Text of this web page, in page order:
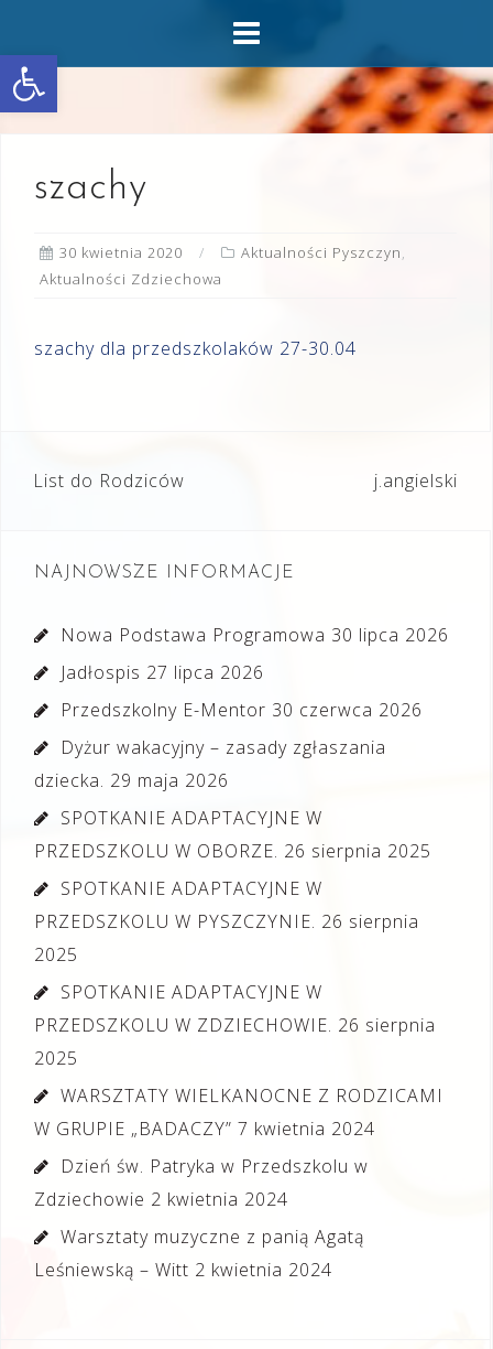
Otwórz pasek narzędzi
content
szachy
30 kwietnia 2020 Aktualności Pyszczyn,
Aktualności Zdziechowa
szachy dla przedszkolaków 27-30.04
Nawigacja
List do Rodziców j.angielski
NAJNOWSZE INFORMACJE
Nowa Podstawa Programowa 30 lipca 2026
Jadłospis 27 lipca 2026
Przedszkolny E-Mentor 30 czerwca 2026
Dyżur wakacyjny – zasady zgłaszania
dziecka. 29 maja 2026
SPOTKANIE ADAPTACYJNE W
PRZEDSZKOLU W OBORZE. 26 sierpnia 2025
SPOTKANIE ADAPTACYJNE W
PRZEDSZKOLU W PYSZCZYNIE. 26 sierpnia
2025
SPOTKANIE ADAPTACYJNE W
PRZEDSZKOLU W ZDZIECHOWIE. 26 sierpnia
2025
WARSZTATY WIELKANOCNE Z RODZICAMI
W GRUPIE „BADACZY” 7 kwietnia 2024
Dzień św. Patryka w Przedszkolu w
Zdziechowie 2 kwietnia 2024
Warsztaty muzyczne z panią Agatą
Leśniewską – Witt 2 kwietnia 2024